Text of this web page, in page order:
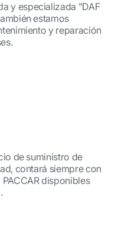
y especializada "DAF
estamos
y reparación
de suministro de
contará siempre con
disponibles